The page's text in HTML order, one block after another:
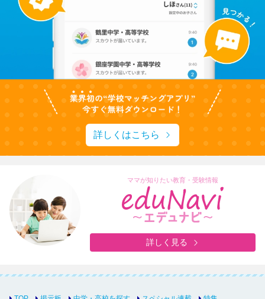
詳しくはこちら
ママが知りたい教育・受験情報
詳しく見る